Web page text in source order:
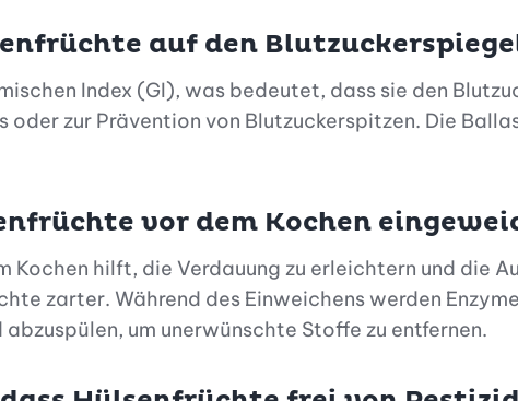
auf den
Index (GI), was bedeutet, dass sie den
oder zur Prävention von Blutzuckerspitzen. Die
vor dem Kochen
Kochen hilft, die Verdauung zu erleichtern und die
zarter. Während des Einweichens werden
um unerwünschte Stoffe zu entfernen.